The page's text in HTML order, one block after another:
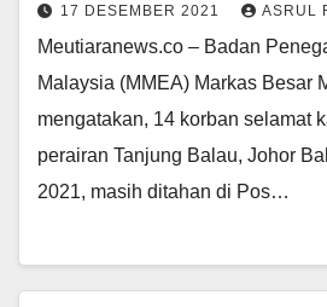
17 DESEMBER 2021 ASRUL
Meutiaranews.co – Badan
Malaysia (MMEA) Markas Besar
mengatakan, 14 korban selamat
perairan Tanjung Balau, Johor
2021, masih ditahan di Pos…